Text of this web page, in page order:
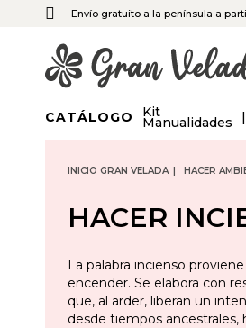
Envío gratuito a la península a
CATÁLOGO Kit
Manualidades
INICIO GRAN VELADA HACER
HACER
La palabra incienso
encender. Se elabora con
que, al arder, liberan un
desde tiempos ancestrales,